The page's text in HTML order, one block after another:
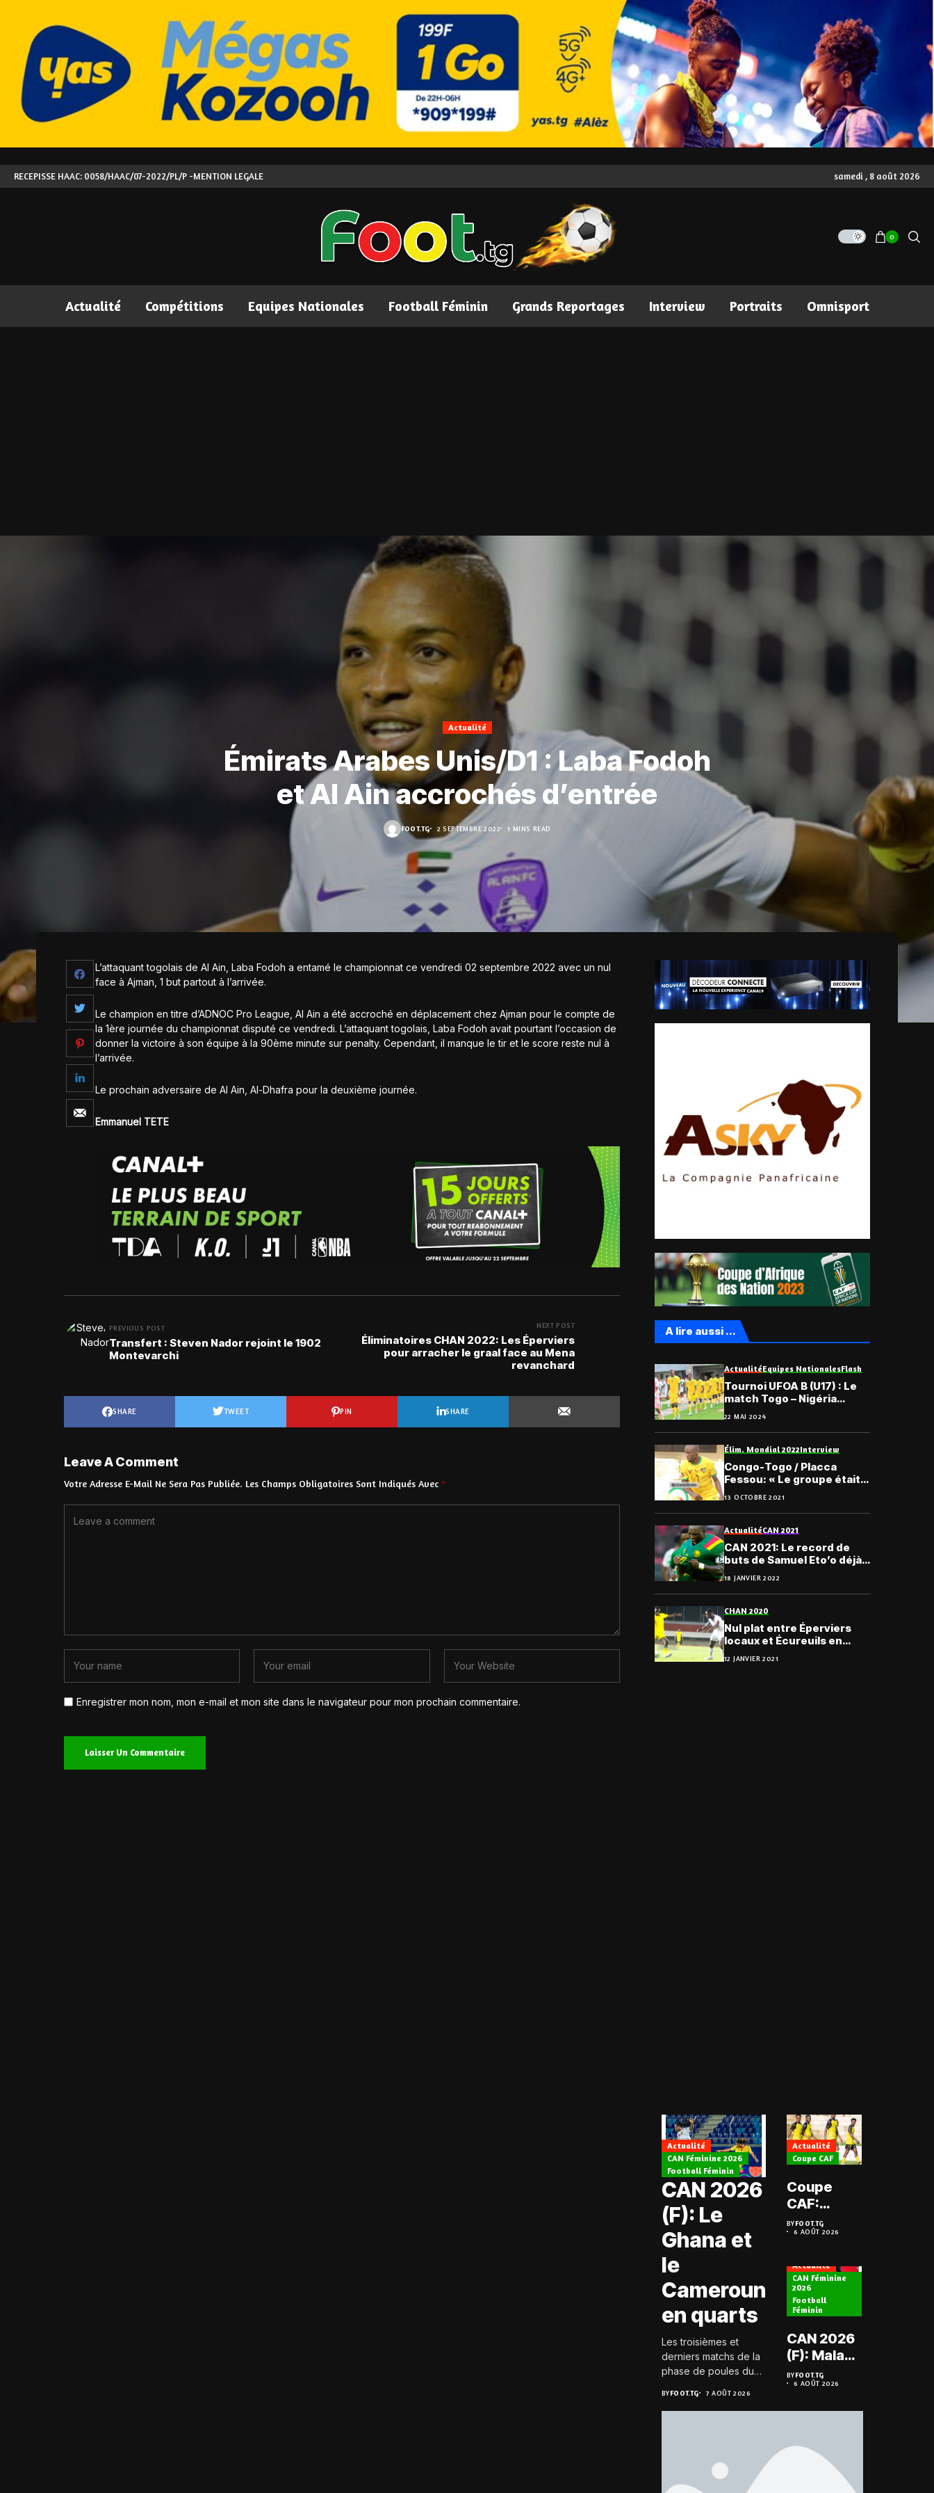
RECEPISSE HAAC: 0058/HAAC/07-2022/PL/P -MENTION LEGALE samedi , 8 août 2026
0
Actualité Compétitions Equipes Nationales Football Féminin Grands Reportages Interview Portraits Omnisport
Actualité
Émirats Arabes Unis/D1 : Laba Fodoh
et Al Ain accrochés d’entrée
FOOT.TG 2 SEPTEMBRE 2022 1 MINS READ
L’attaquant togolais de Al Ain, Laba Fodoh a entamé le championnat ce vendredi 02 septembre 2022 avec un nul
face à Ajman, 1 but partout à l’arrivée.
Le champion en titre d’ADNOC Pro League, Al Ain a été accroché en déplacement chez Ajman pour le compte de
la 1ère journée du championnat disputé ce vendredi. L’attaquant togolais, Laba Fodoh avait pourtant l’occasion de
donner la victoire à son équipe à la 90ème minute sur penalty. Cependant, il manque le tir et le score reste nul à
l’arrivée.
Le prochain adversaire de Al Ain, Al-Dhafra pour la deuxième journée.
Emmanuel TETE
PREVIOUS POST
Transfert : Steven Nador rejoint le 1902
Montevarchi
NEXT POST
Éliminatoires CHAN 2022: Les Éperviers
pour arracher le graal face au Mena
revanchard
SHARE TWEET PIN SHARE
Leave A Comment
Votre Adresse E-Mail Ne Sera Pas Publiée. Les Champs Obligatoires Sont Indiqués Avec *
Enregistrer mon nom, mon e-mail et mon site dans le navigateur pour mon prochain commentaire.
A lire aussi ...
ActualitéEquipes NationalesFlash
Tournoi UFOA B (U17) : Le
match Togo – Nigéria
reporté
22 MAI 2024
Élim. Mondial 2022Interview
Congo-Togo / Placca
Fessou: « Le groupe était
vraiment solide… »
13 OCTOBRE 2021
ActualitéCAN 2021
CAN 2021: Le record de
buts de Samuel Eto’o déjà
égalé par Vincent
Aboubakar
18 JANVIER 2022
CHAN 2020
Nul plat entre Éperviers
locaux et Écureuils en
match amical retour
12 JANVIER 2021
Actualité
CAN Féminine 2026
Football Féminin
CAN 2026
(F): Le
Ghana et
le
Cameroun
en quarts
Les troisièmes et
derniers matchs de la
phase de poules du
féminine 2026 se sont
joués le 6 août 2026 à
BYFOOT.TG 7 AOÛT 2026
Actualité
Coupe CAF
Coupe
CAF:
L’ASKO du
Togo face
du Niger
BYFOOT.TG
6 AOÛT 2026
Actualité
CAN Féminine
2026
Football
Féminin
CAN 2026
(F): Malawi
historique,
le Nigeria
BYFOOT.TG
6 AOÛT 2026